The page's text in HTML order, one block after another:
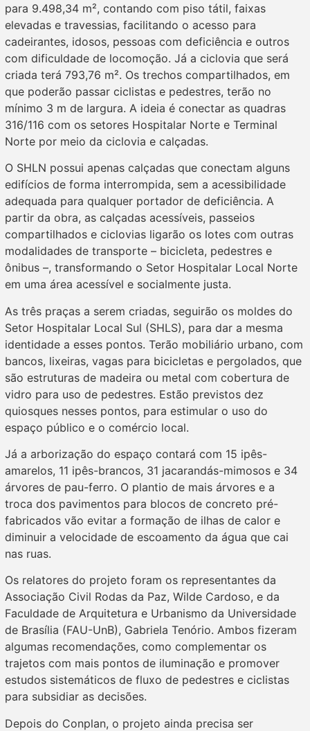
para 9.498,34 m², contando com piso tátil, faixas
elevadas e travessias, facilitando o acesso para
cadeirantes, idosos, pessoas com deficiência e outros
com dificuldade de locomoção. Já a ciclovia que será
criada terá 793,76 m². Os trechos compartilhados, em
que poderão passar ciclistas e pedestres, terão no
mínimo 3 m de largura. A ideia é conectar as quadras
316/116 com os setores Hospitalar Norte e Terminal
Norte por meio da ciclovia e calçadas.
O SHLN possui apenas calçadas que conectam alguns
edifícios de forma interrompida, sem a acessibilidade
adequada para qualquer portador de deficiência. A
partir da obra, as calçadas acessíveis, passeios
compartilhados e ciclovias ligarão os lotes com outras
modalidades de transporte – bicicleta, pedestres e
ônibus –, transformando o Setor Hospitalar Local Norte
em uma área acessível e socialmente justa.
As três praças a serem criadas, seguirão os moldes do
Setor Hospitalar Local Sul (SHLS), para dar a mesma
identidade a esses pontos. Terão mobiliário urbano, com
bancos, lixeiras, vagas para bicicletas e pergolados, que
são estruturas de madeira ou metal com cobertura de
vidro para uso de pedestres. Estão previstos dez
quiosques nesses pontos, para estimular o uso do
espaço público e o comércio local.
Já a arborização do espaço contará com 15 ipês-
amarelos, 11 ipês-brancos, 31 jacarandás-mimosos e 34
árvores de pau-ferro. O plantio de mais árvores e a
troca dos pavimentos para blocos de concreto pré-
fabricados vão evitar a formação de ilhas de calor e
diminuir a velocidade de escoamento da água que cai
nas ruas.
Os relatores do projeto foram os representantes da
Associação Civil Rodas da Paz, Wilde Cardoso, e da
Faculdade de Arquitetura e Urbanismo da Universidade
de Brasília (FAU-UnB), Gabriela Tenório. Ambos fizeram
algumas recomendações, como complementar os
trajetos com mais pontos de iluminação e promover
estudos sistemáticos de fluxo de pedestres e ciclistas
para subsidiar as decisões.
Depois do Conplan, o projeto ainda precisa ser